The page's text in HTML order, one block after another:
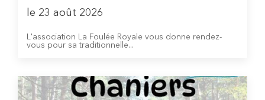
le 23 août 2026
L'association La Foulée Royale vous donne rendez-
vous pour sa traditionnelle...